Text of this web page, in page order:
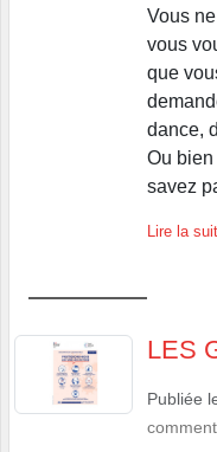
Vous
vous
que
dance,
Ou
savez
Lire la
LES
Publiée